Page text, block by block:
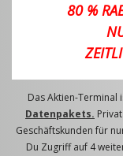
80 %
Das Aktien-Terminal
Datenpakets.
Geschäftskunden für
Du Zugriff auf 4